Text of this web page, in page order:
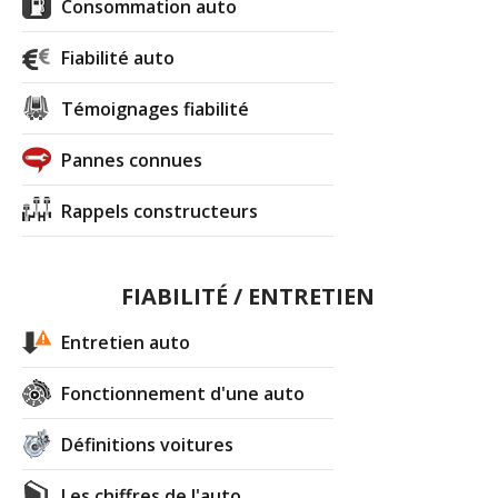
Consommation auto
Fiabilité auto
Témoignages fiabilité
Pannes connues
Rappels constructeurs
FIABILITÉ / ENTRETIEN
Entretien auto
Fonctionnement d'une auto
Définitions voitures